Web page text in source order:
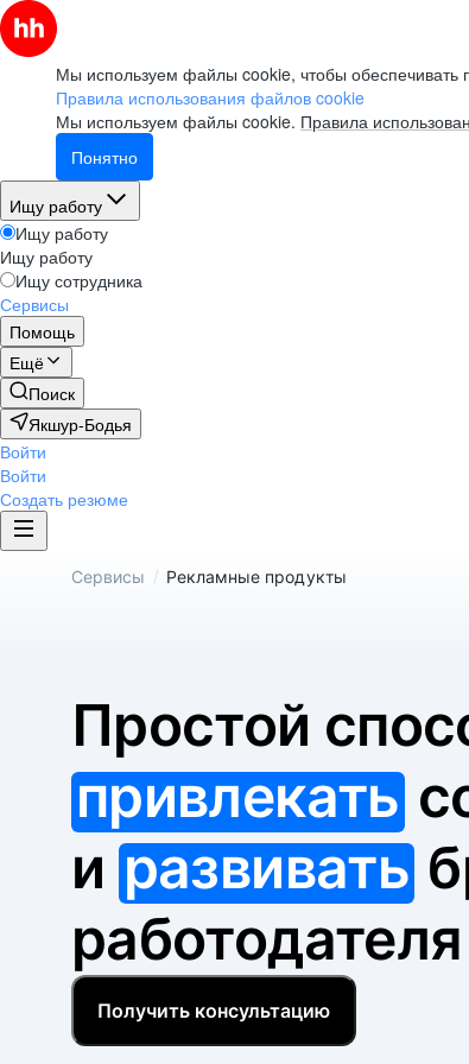
Мы используем файлы cookie, чтобы обеспечивать
Правила использования файлов cookie
Мы используем файлы cookie. Правила
Понятно
Ищу работу
Ищу работу
Ищу работу
Ищу сотрудника
Сервисы
Помощь
Ещё
Поиск
Якшур-Бодья
Войти
Войти
Создать резюме
Сервисы / Рекламные продукты
Простой
привлекать
и развивать
работодателя
Получить консультацию